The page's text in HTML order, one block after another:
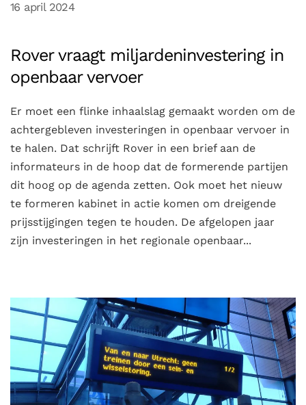
16 april 2024
Rover vraagt miljardeninvestering in
openbaar vervoer
Er moet een flinke inhaalslag gemaakt worden om de
achtergebleven investeringen in openbaar vervoer in
te halen. Dat schrijft Rover in een brief aan de
informateurs in de hoop dat de formerende partijen
dit hoog op de agenda zetten. Ook moet het nieuw
te formeren kabinet in actie komen om dreigende
prijsstijgingen tegen te houden. De afgelopen jaar
zijn investeringen in het regionale openbaar...